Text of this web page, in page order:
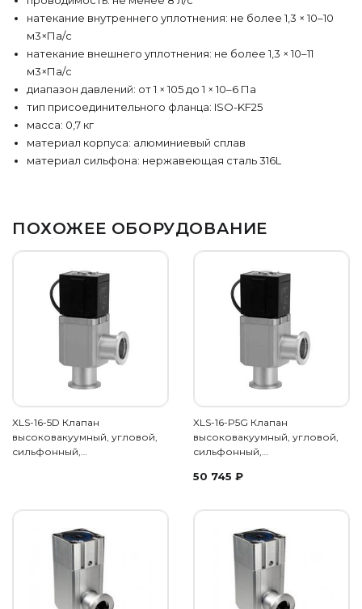
натекание внутреннего уплотнения: не более 1,3 × 10–10
м3×Па/с
натекание внешнего уплотнения: не более 1,3 × 10–11
м3×Па/с
диапазон давлений: от 1 × 105 до 1 × 10–6 Па
тип присоединительного фланца: ISO-KF25
масса: 0,7 кг
материал корпуса: алюминиевый сплав
материал сильфона: нержавеющая сталь 316L
ПОХОЖЕЕ ОБОРУДОВАНИЕ
XLS-16-5D Клапан
высоковакуумный, угловой,
сильфонный,…
XLS-16-P5G Клапан
высоковакуумный, угловой,
сильфонный,…
50 745 ₽